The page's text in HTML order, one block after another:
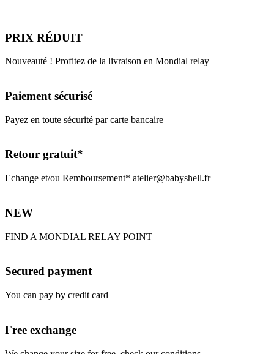
PRIX RÉDUIT
Nouveauté ! Profitez de la livraison en Mondial relay
Paiement sécurisé
Payez en toute sécurité par carte bancaire
Retour gratuit*
Echange et/ou Remboursement* atelier@babyshell.fr
NEW
FIND A MONDIAL RELAY POINT
Secured payment
You can pay by credit card
Free exchange